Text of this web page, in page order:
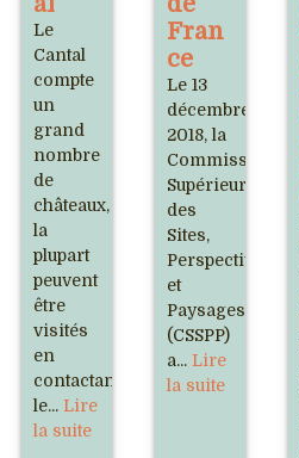
Le
Cantal
compte
un
grand
nombre
de
châteaux,
la
plupart
peuvent
être
visités
en
contactant
le... Lire
la suite
Fran
ce
Le 13
décembre
2018, la
Commission
Supérieure
des
Sites,
Perspectives
et
Paysages
(CSSPP)
a... Lire
la suite